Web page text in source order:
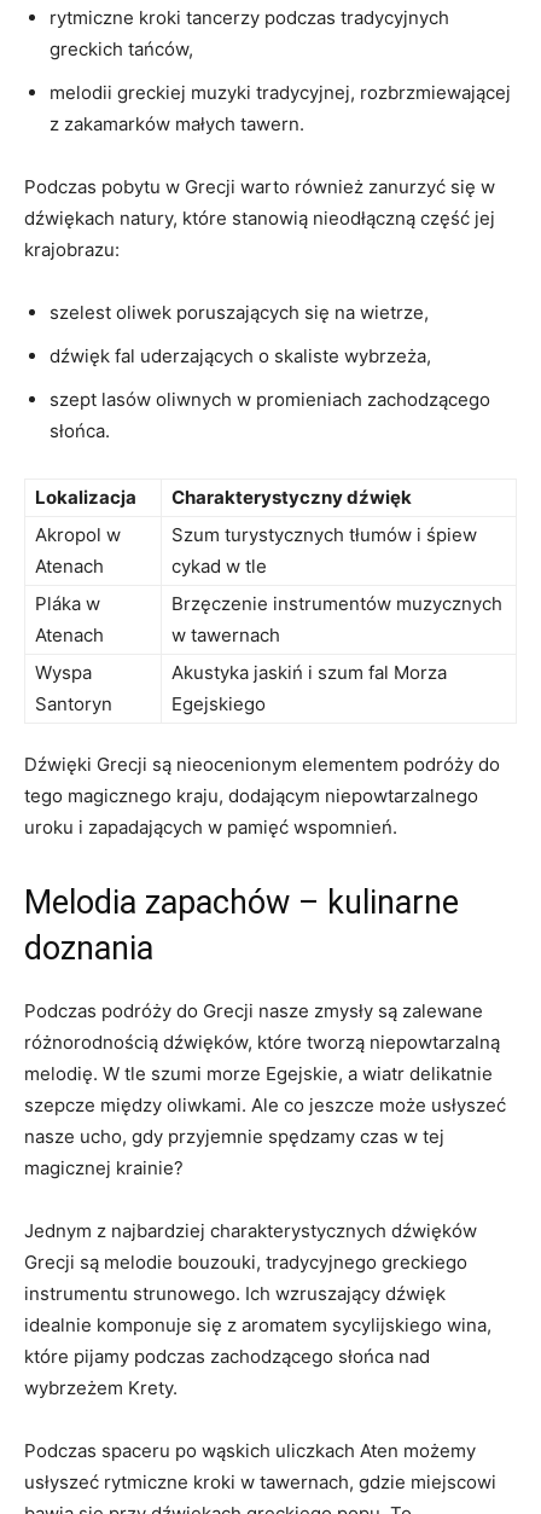
rytmiczne kroki tancerzy podczas tradycyjnych
greckich tańców,
melodii greckiej muzyki tradycyjnej, rozbrzmiewającej
z zakamarków małych tawern.
Podczas pobytu w Grecji warto również zanurzyć się w
⁢dźwiękach natury, które stanowią nieodłączną część jej
krajobrazu:
szelest oliwek poruszających‍ się na wietrze,
dźwięk fal⁣ uderzających o skaliste wybrzeża,
szept lasów oliwnych w promieniach zachodzącego
słońca.
Lokalizacja
Charakterystyczny dźwięk
Akropol w
Atenach
Szum turystycznych tłumów i śpiew
cykad w tle
Pláka⁣ w
Atenach
Brzęczenie instrumentów ⁢muzycznych
w tawernach
Wyspa
Santoryn
Akustyka jaskiń i szum fal Morza
Egejskiego
Dźwięki ‍Grecji są nieocenionym elementem podróży do
tego magicznego kraju, dodającym niepowtarzalnego
uroku i ⁢zapadających w pamięć wspomnień.
Melodia ⁤zapachów – ⁤kulinarne
doznania
Podczas podróży do Grecji nasze ⁣zmysły są ⁣zalewane
różnorodnością dźwięków, które tworzą niepowtarzalną
melodię. W tle szumi morze Egejskie, a wiatr delikatnie
szepcze między oliwkami. Ale co jeszcze może usłyszeć​
nasze ucho, gdy przyjemnie spędzamy czas w tej
‍magicznej krainie?
Jednym z najbardziej charakterystycznych dźwięków
Grecji ⁢są melodie bouzouki, tradycyjnego greckiego
instrumentu strunowego. Ich wzruszający dźwięk
idealnie ⁤komponuje się z aromatem sycylijskiego wina,
które pijamy podczas​ zachodzącego słońca nad
wybrzeżem Krety.
Podczas spaceru po wąskich uliczkach Aten możemy
usłyszeć​ rytmiczne kroki w tawernach, ‌gdzie miejscowi